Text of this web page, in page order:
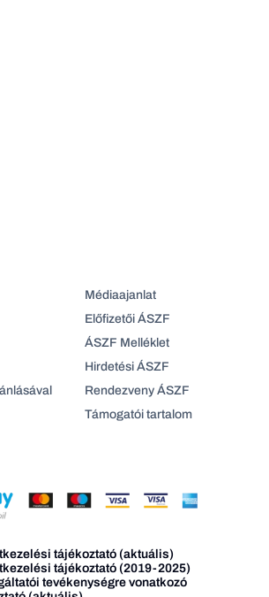
Médiaajanlat
Előfizetői ÁSZF
ÁSZF Melléklet
Hirdetési ÁSZF
Rendezveny ÁSZF
Támogatói tartalom
tájékoztató (aktuális)
tájékoztató (2019-2025)
tevékenységre vonatkozó